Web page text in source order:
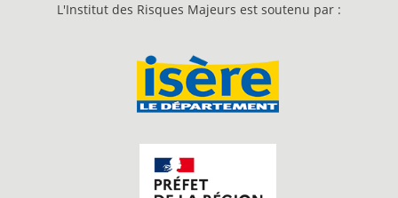
L'Institut des Risques Majeurs est soutenu par :